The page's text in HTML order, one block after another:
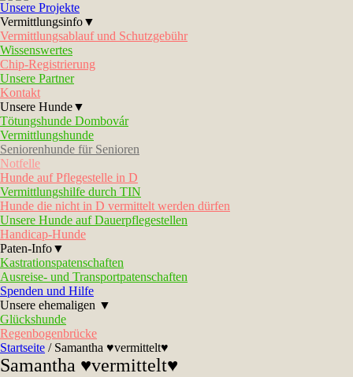
Unsere Projekte
Vermittlungsinfo▼
Vermittlungsablauf und Schutzgebühr
Wissenswertes
Chip-Registrierung
Unsere Partner
Kontakt
Unsere Hunde▼
Tötungshunde Dombovár
Vermittlungshunde
Seniorenhunde für Senioren
Notfelle
Hunde auf Pflegestelle in D
Vermittlungshilfe durch TIN
Hunde die nicht in D vermittelt werden dürfen
Unsere Hunde auf Dauerpflegestellen
Handicap-Hunde
Paten-Info▼
Kastrationspatenschaften
Ausreise- und Transportpatenschaften
Spenden und Hilfe
Unsere ehemaligen ▼
Glückshunde
Regenbogenbrücke
Startseite / Samantha ♥vermittelt♥
Samantha ♥vermittelt♥